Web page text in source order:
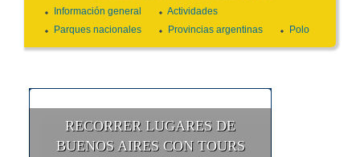
Información general
Actividades
Parques nacionales
Provincias argentinas Polo
RECORRER LUGARES DE
BUENOS AIRES CON TOURS